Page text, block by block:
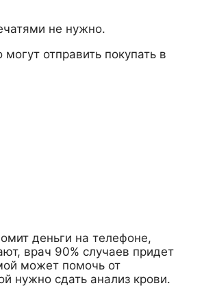
не нужно.
отправить покупать в
деньги на телефоне,
врач 90% случаев придет
может помочь от
нужно сдать анализ крови.